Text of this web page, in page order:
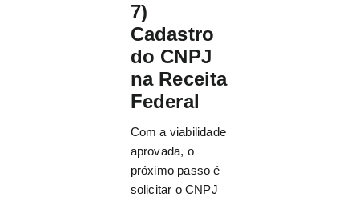
7)
Cadastro
do CNPJ
na Receita
Federal
Com a viabilidade
aprovada, o
próximo passo é
solicitar o CNPJ